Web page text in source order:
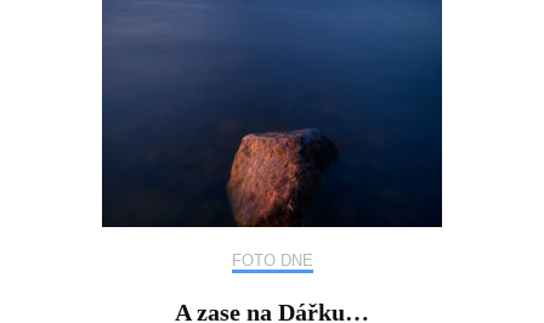
FOTO DNE
A zase na Dářku…